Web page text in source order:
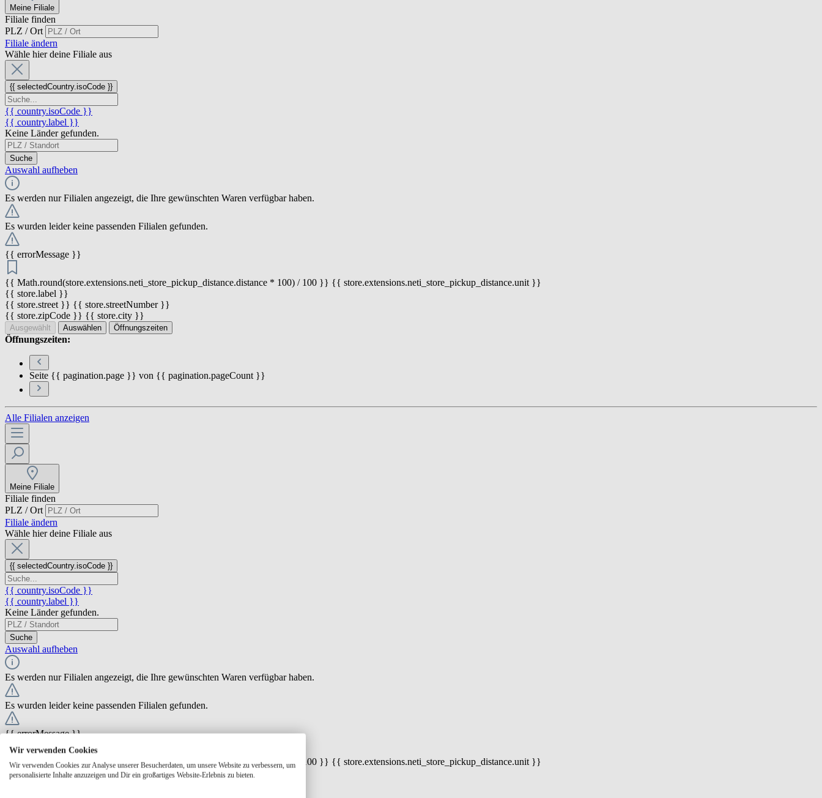
Meine Filiale
Filiale finden
PLZ / Ort
Filiale ändern
Wähle hier deine Filiale aus
{{ selectedCountry.isoCode }}
{{ country.isoCode }}
{{ country.label }}
Keine Länder gefunden.
Suche
Auswahl aufheben
Es werden nur Filialen angezeigt, die Ihre gewünschten Waren verfügbar haben.
Es wurden leider keine passenden Filialen gefunden.
{{ errorMessage }}
{{ Math.round(store.extensions.neti_store_pickup_distance.distance * 100) / 100 }} {{ store.extensions.neti_store_pickup_distance.unit }}
{{ store.label }}
{{ store.street }} {{ store.streetNumber }}
{{ store.zipCode }} {{ store.city }}
Ausgewählt Auswählen Öffnungszeiten
Öffnungszeiten:
Seite {{ pagination.page }} von {{ pagination.pageCount }}
Alle Filialen anzeigen
Meine Filiale
Filiale finden
PLZ / Ort
Filiale ändern
Wähle hier deine Filiale aus
{{ selectedCountry.isoCode }}
{{ country.isoCode }}
{{ country.label }}
Keine Länder gefunden.
Suche
Auswahl aufheben
Es werden nur Filialen angezeigt, die Ihre gewünschten Waren verfügbar haben.
Es wurden leider keine passenden Filialen gefunden.
{{ errorMessage }}
{{ Math.round(store.extensions.neti_store_pickup_distance.distance * 100) / 100 }} {{ store.extensions.neti_store_pickup_distance.unit }}
{{ store.label }}
Wir verwenden Cookies
Wir verwenden Cookies zur Analyse unserer Besucherdaten, um unsere Website zu verbessern, um
personalisierte Inhalte anzuzeigen und Dir ein großartiges Website-Erlebnis zu bieten.